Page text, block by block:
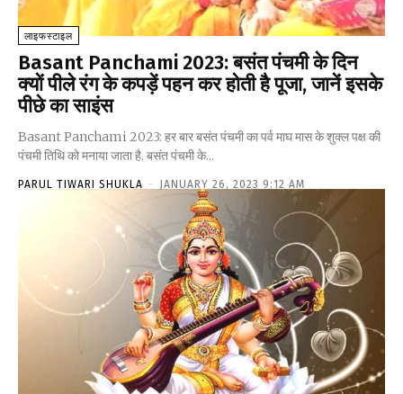
लाइफस्टाइल
Basant Panchami 2023: बसंत पंचमी के दिन
क्यों पीले रंग के कपड़ें पहन कर होती है पूजा, जानें इसके
पीछे का साइंस
Basant Panchami 2023: हर बार बसंत पंचमी का पर्व माघ मास के शुक्ल पक्ष की
पंचमी तिथि को मनाया जाता है. बसंत पंचमी के...
PARUL TIWARI SHUKLA - JANUARY 26, 2023 9:12 AM